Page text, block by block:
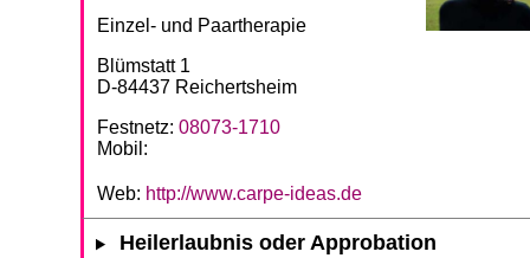
Einzel- und Paartherapie
Blümstatt 1
D-84437 Reichertsheim
Festnetz: 08073-1710
Mobil:
Web: http://www.carpe-ideas.de
Heilerlaubnis oder Approbation